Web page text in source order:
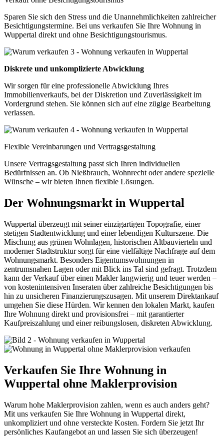
Sparen Sie sich den Stress und die Unannehmlichkeiten zahlreicher
Besichtigungstermine. Bei uns verkaufen Sie Ihre Wohnung in
Wuppertal direkt und ohne Besichtigungstourismus.
Diskrete und unkomplizierte Abwicklung
Wir sorgen für eine professionelle Abwicklung Ihres
Immobilienverkaufs, bei der Diskretion und Zuverlässigkeit im
Vordergrund stehen. Sie können sich auf eine zügige Bearbeitung
verlassen.
Flexible Vereinbarungen und Vertragsgestaltung
Unsere Vertragsgestaltung passt sich Ihren individuellen
Bedürfnissen an. Ob Nießbrauch, Wohnrecht oder andere spezielle
Wünsche – wir bieten Ihnen flexible Lösungen.
Der Wohnungsmarkt in Wuppertal
Wuppertal überzeugt mit seiner einzigartigen Topografie, einer
stetigen Stadtentwicklung und einer lebendigen Kulturszene. Die
Mischung aus grünen Wohnlagen, historischen Altbauvierteln und
moderner Stadtstruktur sorgt für eine vielfältige Nachfrage auf dem
Wohnungsmarkt. Besonders Eigentumswohnungen in
zentrumsnahen Lagen oder mit Blick ins Tal sind gefragt. Trotzdem
kann der Verkauf über einen Makler langwierig und teuer werden –
von kostenintensiven Inseraten über zahlreiche Besichtigungen bis
hin zu unsicheren Finanzierungszusagen. Mit unserem Direktankauf
umgehen Sie diese Hürden. Wir kennen den lokalen Markt, kaufen
Ihre Wohnung direkt und provisionsfrei – mit garantierter
Kaufpreiszahlung und einer reibungslosen, diskreten Abwicklung.
Verkaufen Sie Ihre Wohnung in
Wuppertal ohne Maklerprovision
Warum hohe Maklerprovision zahlen, wenn es auch anders geht?
Mit uns verkaufen Sie Ihre Wohnung in Wuppertal direkt,
unkompliziert und ohne versteckte Kosten. Fordern Sie jetzt Ihr
persönliches Kaufangebot an und lassen Sie sich überzeugen!